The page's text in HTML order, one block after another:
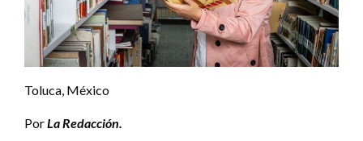
Toluca, México
PorLa Redacción.